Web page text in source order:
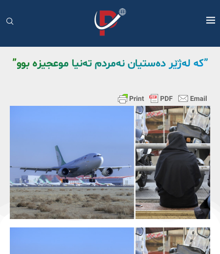
”کە لەژێر دەستیان نەمردم تەنیا موعجیزە بوو”